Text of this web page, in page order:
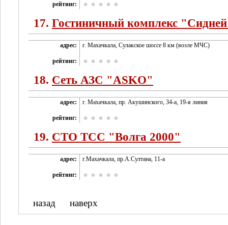
рейтинг:
17. Гостиничный комплекс
адрес: г. Махачкала, Сулакское шоссе 8 км (возле МЧС)
рейтинг:
18. Сеть АЗС "ASKO"
адрес: г. Махачкала, пр. Акушинского, 34-а, 19-я линия
рейтинг:
19. СТО ТСС "Волга 2000"
адрес: г.Махачкала, пр.А.Султана, 11-а
рейтинг:
назад наверх